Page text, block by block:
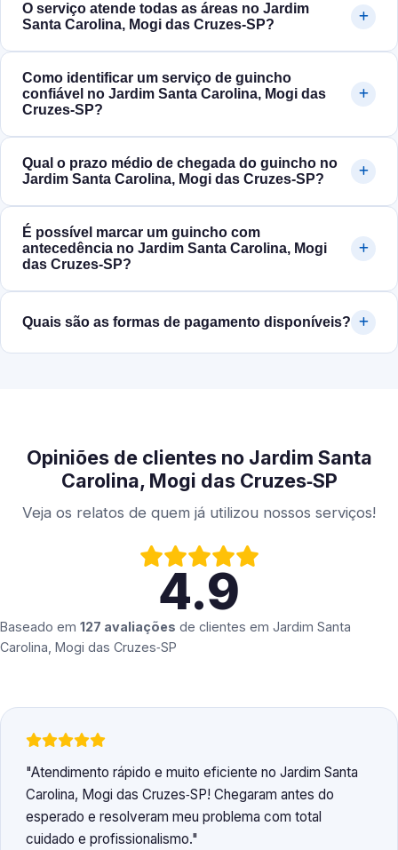
O serviço atende todas as áreas no Jardim
Santa Carolina, Mogi das Cruzes‑SP?
Como identificar um serviço de guincho
confiável no Jardim Santa Carolina, Mogi das
Cruzes‑SP?
Qual o prazo médio de chegada do guincho no
Jardim Santa Carolina, Mogi das Cruzes‑SP?
É possível marcar um guincho com
antecedência no Jardim Santa Carolina, Mogi
das Cruzes‑SP?
Quais são as formas de pagamento disponíveis?
Opiniões de clientes no Jardim Santa
Carolina, Mogi das Cruzes‑SP
Veja os relatos de quem já utilizou nossos serviços!
4.9
Baseado em 127 avaliações de clientes em Jardim Santa
Carolina, Mogi das Cruzes‑SP
Atendimento rápido e muito eficiente no Jardim Santa
Carolina, Mogi das Cruzes‑SP! Chegaram antes do
esperado e resolveram meu problema com total
cuidado e profissionalismo.